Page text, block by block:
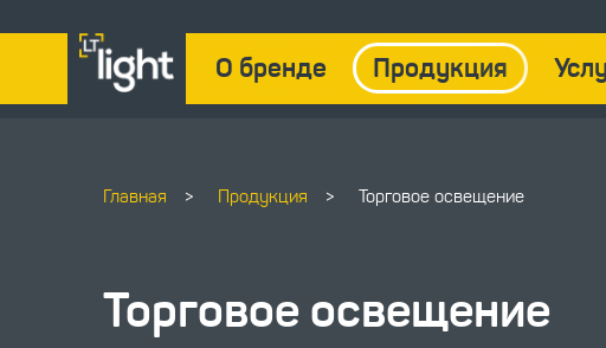
О бренде Продукция
Главная > Продукция > Торговое освещение
Торговое освещение